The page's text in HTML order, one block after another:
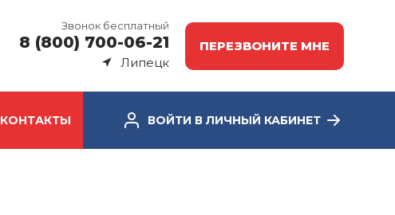
Звонок бесплатный
8 (800) 700-06-21
Липецк
ПЕРЕЗВОНИТЕ МНЕ
КОНТАКТЫ ВОЙТИ В ЛИЧНЫЙ КАБИНЕТ